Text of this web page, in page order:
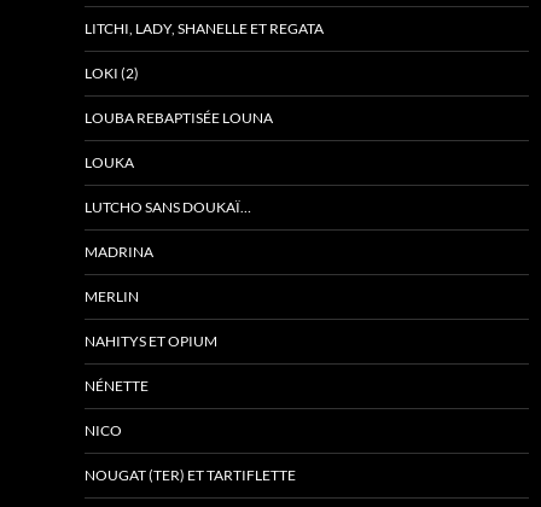
LITCHI, LADY, SHANELLE ET REGATA
LOKI (2)
LOUBA REBAPTISÉE LOUNA
LOUKA
LUTCHO SANS DOUKAÏ…
MADRINA
MERLIN
NAHITYS ET OPIUM
NÉNETTE
NICO
NOUGAT (TER) ET TARTIFLETTE